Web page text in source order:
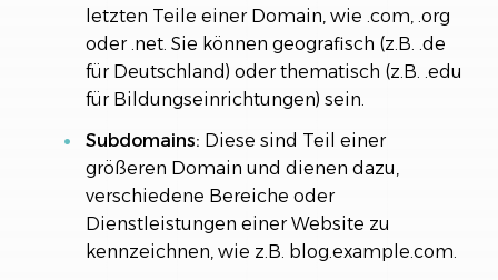
letzten Teile einer Domain, wie .com, .org
oder .net. Sie können geografisch (z.B. .de
für Deutschland) oder thematisch (z.B. .edu
für Bildungseinrichtungen) sein.
Subdomains: Diese sind Teil einer
größeren Domain und dienen dazu,
verschiedene Bereiche oder
Dienstleistungen einer Website zu
kennzeichnen, wie z.B. blog.example.com.